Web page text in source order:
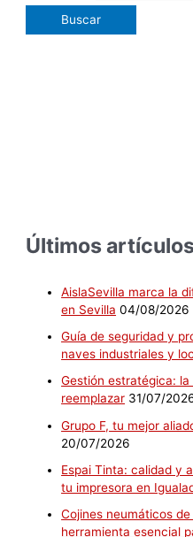
Últimos artículos
AislaSevilla marca la
en Sevilla 04/08/2026
Guía de seguridad y
naves industriales y
Gestión estratégica:
reemplazar 31/07/
Grupo F, tu mejor
20/07/2026
Espai Tinta: calidad y
tu impresora en
Cojines neumáticos
herramienta esencial